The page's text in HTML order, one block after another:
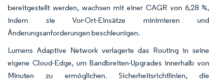
bereitgestellt werden, wachsen mit einer CAGR von 6,28 %,
indem sie Vor-Ort-Einsätze minimieren und
Änderungsanforderungen beschleunigen.
Lumens Adaptive Network verlagerte das Routing in seine
eigene Cloud-Edge, um Bandbreiten-Upgrades innerhalb von
Minuten zu ermöglichen. Sicherheitsrichtlinien, die